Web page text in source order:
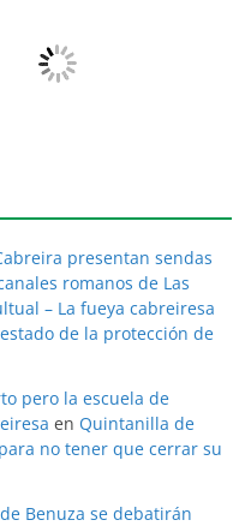
presentan sendas
romanos de Las
– La fueya cabreiresa
de la protección de
pero la escuela de
en Quintanilla de
no tener que cerrar su
Benuza se debatirán